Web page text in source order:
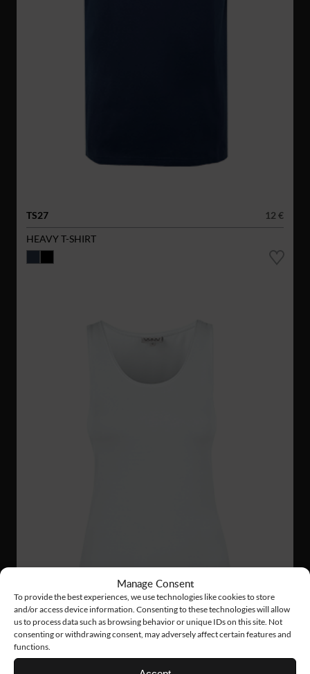
Manage Consent
To provide the best experiences, we use technologies like cookies to store
and/or access device information. Consenting to these technologies will allow
us to process data such as browsing behavior or unique IDs on this site. Not
consenting or withdrawing consent, may adversely affect certain features and
functions.
TS27
12 €
HEAVY T-SHIRT